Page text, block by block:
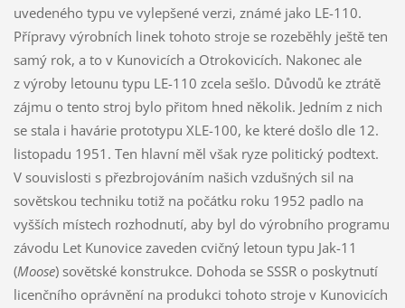
uvedeného typu ve vylepšené verzi, známé jako LE-110.
Přípravy výrobních linek tohoto stroje se rozeběhly ještě ten
samý rok, a to v Kunovicích a Otrokovicích. Nakonec ale
z výroby letounu typu LE-110 zcela sešlo. Důvodů ke ztrátě
zájmu o tento stroj bylo přitom hned několik. Jedním z nich
se stala i havárie prototypu XLE-100, ke které došlo dle 12.
listopadu 1951. Ten hlavní měl však ryze politický podtext.
V souvislosti s přezbrojováním našich vzdušných sil na
sovětskou techniku totiž na počátku roku 1952 padlo na
vyšších místech rozhodnutí, aby byl do výrobního programu
závodu Let Kunovice zaveden cvičný letoun typu Jak-11
(Moose) sovětské konstrukce. Dohoda se SSSR o poskytnutí
licenčního oprávnění na produkci tohoto stroje v Kunovicích